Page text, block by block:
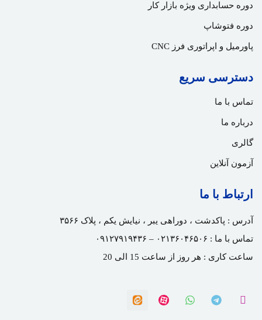
دوره حسابداری ویژه بازار کار
دوره فتوشاپ
پاورمیل و اپراتوری فرز CNC
دسترسی سریع
تماس با ما
درباره ما
گالری
آزمون آنلاین
ارتباط با ما
آدرس : پاکدشت ، دوراهی یبر ، نیایش یکم ، پلاک ۳۵۶۶
تماس با ما :
ساعت کاری : هر روز از ساعت 15 الی 20